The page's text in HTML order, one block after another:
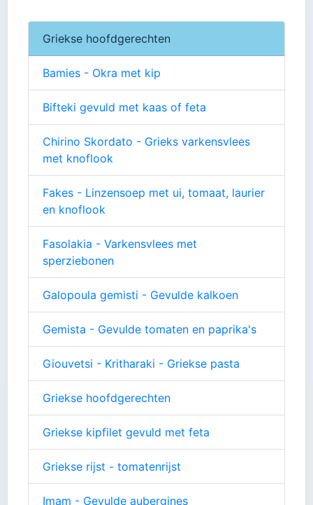
Griekse hoofdgerechten
Bamies - Okra met kip
Bifteki gevuld met kaas of feta
Chirino Skordato - Grieks varkensvlees
met knoflook
Fakes - Linzensoep met ui, tomaat, laurier
en knoflook
Fasolakia - Varkensvlees met
sperziebonen
Galopoula gemisti - Gevulde kalkoen
Gemista - Gevulde tomaten en paprika's
Giouvetsi - Kritharaki - Griekse pasta
Griekse hoofdgerechten
Griekse kipfilet gevuld met feta
Griekse rijst - tomatenrijst
Imam - Gevulde aubergines